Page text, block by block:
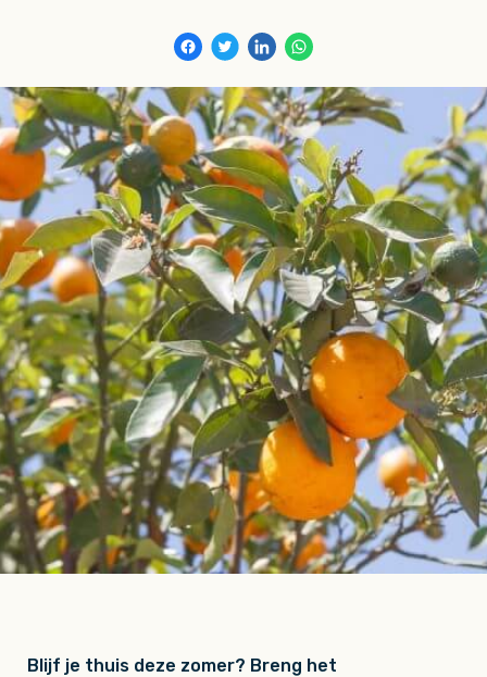
Blijf je thuis deze zomer? Breng het